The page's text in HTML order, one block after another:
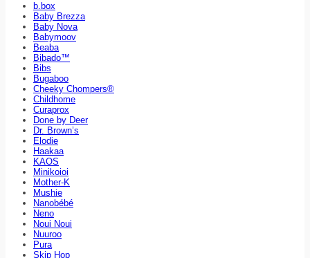
b.box
Baby Brezza
Baby Nova
Babymoov
Beaba
Bibado™
Bibs
Bugaboo
Cheeky Chompers®
Childhome
Curaprox
Done by Deer
Dr. Brown’s
Elodie
Haakaa
KAOS
Minikoioi
Mother-K
Mushie
Nanobébé
Neno
Noui Noui
Nuuroo
Pura
Skip Hop